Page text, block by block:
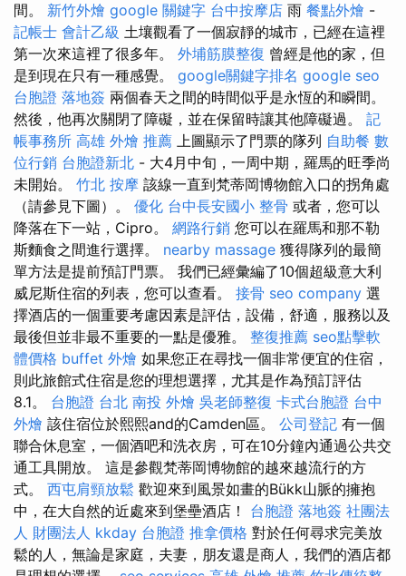
間。 新竹外燴 google 關鍵字 台中按摩店 雨 餐點外燴 -
記帳士 會計乙級 土壤觀看了一個寂靜的城市，已經在這裡
第一次來這裡了很多年。 外埔筋膜整復 曾經是他的家，但
是到現在只有一種感覺。 google關鍵字排名 google seo
台胞證 落地簽 兩個春天之間的時間似乎是永恆的和瞬間。
然後，他再次關閉了障礙，並在保留時讓其他障礙過。 記
帳事務所 高雄 外燴 推薦 上圖顯示了門票的隊列 自助餐 數
位行銷 台胞證新北 - 大4月中旬，一周中期，羅馬的旺季尚
未開始。 竹北 按摩 該線一直到梵蒂岡博物館入口的拐角處
（請參見下圖）。 優化 台中長安國小 整骨 或者，您可以
降落在下一站，Cipro。 網路行銷 您可以在羅馬和那不勒
斯麵食之間進行選擇。 nearby massage 獲得隊列的最簡
單方法是提前預訂門票。 我們已經彙編了10個超級意大利
威尼斯住宿的列表，您可以查看。 接骨 seo company 選
擇酒店的一個重要考慮因素是評估，設備，舒適，服務以及
最後但並非最不重要的一點是優雅。 整復推薦 seo點擊軟
體價格 buffet 外燴 如果您正在尋找一個非常便宜的住宿，
則此旅館式住宿是您的理想選擇，尤其是作為預訂評估
8.1。 台胞證 台北 南投 外燴 吳老師整復 卡式台胞證 台中
外燴 該住宿位於熙熙and的Camden區。 公司登記 有一個
聯合休息室，一個酒吧和洗衣房，可在10分鐘內通過公共交
通工具開放。 這是參觀梵蒂岡博物館的越來越流行的方
式。 西屯肩頸放鬆 歡迎來到風景如畫的Bükk山脈的擁抱
中，在大自然的近處來到堡壘酒店！ 台胞證 落地簽 社團法
人 財團法人 kkday 台胞證 推拿價格 對於任何尋求完美放
鬆的人，無論是家庭，夫妻，朋友還是商人，我們的酒店都